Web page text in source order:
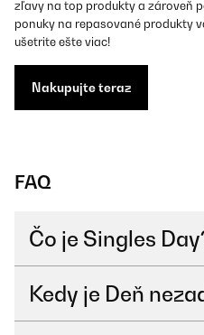
zľavy na top produkty a zároveň
ponuky na repasované produkty
ušetrite ešte viac!
Nakupujte teraz
FAQ
Čo je Singles
Kedy je Deň